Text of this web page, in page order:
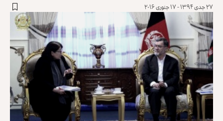
۲۷ جدی ۱۳۹۴ - ۱۷ جنوری ۲۰۱۶